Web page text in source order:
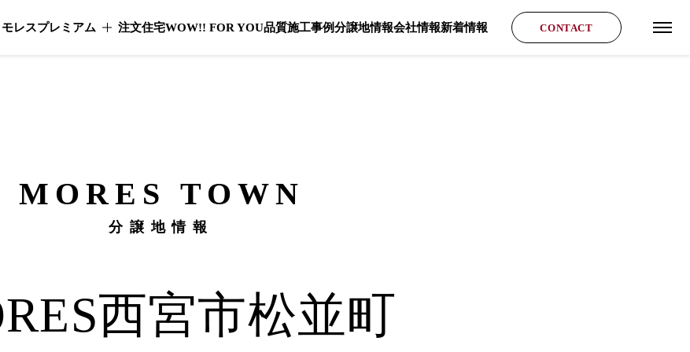
モレスプレミアム モレスプレミアムのメニューを開く
注文住宅WOW!! FOR YOU品質施工事例分譲地情報会社情報新着情報 CONTACT
グロ
MORES TOWN
分譲地情報
西宮市松並町